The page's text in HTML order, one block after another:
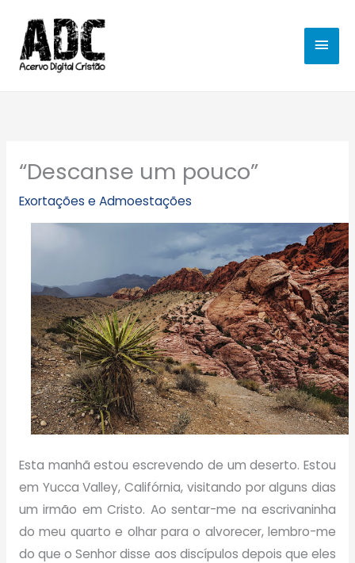
para
conteúdo
“Descanse um pouco”
Exortações e Admoestações
Esta manhã estou escrevendo de um deserto. Estou
em Yucca Valley, Califórnia, visitando por alguns dias
um irmão em Cristo. Ao sentar-me na escrivaninha
do meu quarto e olhar para o alvorecer, lembro-me
do que o Senhor disse aos discípulos depois que eles